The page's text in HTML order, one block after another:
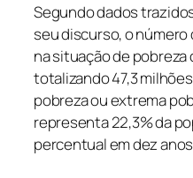
Segundo dados
seu discurso, o
na situação de pobreza
totalizando 47,3
pobreza ou extrema
representa 22,3% da
percentual em dez